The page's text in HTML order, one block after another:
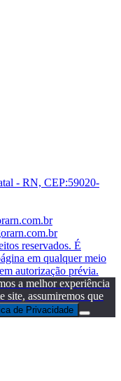
- RN, CEP:59020-
reservados. É
em qualquer meio
autorização prévia.
a melhor experiência
site, assumiremos que
de Privacidade